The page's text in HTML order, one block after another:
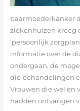
baarmoederkanker
ziekenhuizen kreeg
‘persoonlijk
informatie over de
ondergaan, de
die behandelingen
Vrouwen die wel en
hadden ontvangen